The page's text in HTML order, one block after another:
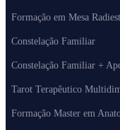
Formação em Mesa
Constelação Familiar
Constelação Familiar +
Tarot Terapêutico
Formação Master em